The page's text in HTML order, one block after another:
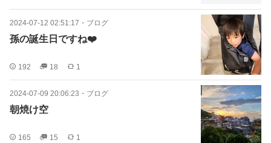
2024-07-12 02:51:17 ・ ブログ
孫の誕生日ですね❤️
192 18 1
2024-07-09 20:06:23 ・ ブログ
朝焼け空
165 15 1